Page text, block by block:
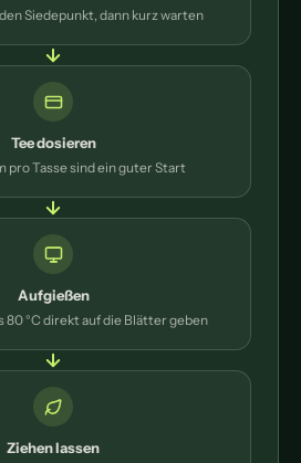
Siedepunkt, dann kurz warten
Tee dosieren
pro Tasse sind ein guter Start
Aufgießen
80 °C direkt auf die Blätter geben
Ziehen lassen